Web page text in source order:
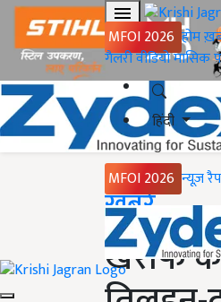
MFOI 2026 होम
गैलरीवीडियोमासिक
हिंदी
MFOI 2026 न्यूज़ रैप
Home
ख़बरें
खरीफ